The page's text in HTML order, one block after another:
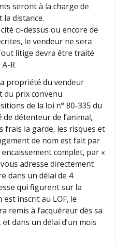
seront à la charge de
la distance.
ci-dessus ou encore de
le vendeur ne sera
litige devra être traité
R
propriété du vendeur
du prix convenu
de la loi n° 80-335 du
de détenteur de l’animal,
frais la garde, les risques et
de nom est fait par
complet, par «
adresse directement
dans un délai de 4
qui figurent sur la
est inscrit au LOF, le
remis à l’acquéreur dès sa
dans un délai d’un mois